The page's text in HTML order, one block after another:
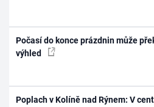
Počasí do konce prázdnin může
výhled
Poplach v Kolíně nad Rýnem: V